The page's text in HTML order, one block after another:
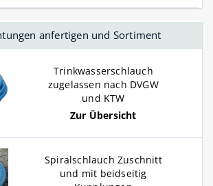
anfertigen und Sortiment
Trinkwasserschlauch
zugelassen nach DVGW
und KTW
Zur Übersicht
Spiralschlauch Zuschnitt
und mit beidseitig